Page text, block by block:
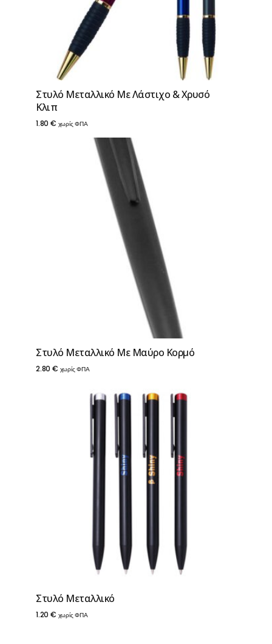
Στυλό Μεταλλικό Με Λάστιχο & Χρυσό
Κλιπ
1.80 € χωρίς ΦΠΑ
Στυλό Μεταλλικό Με Μαύρο Κορμό
2.80 € χωρίς ΦΠΑ
Στυλό Μεταλλικό
1.20 € χωρίς ΦΠΑ